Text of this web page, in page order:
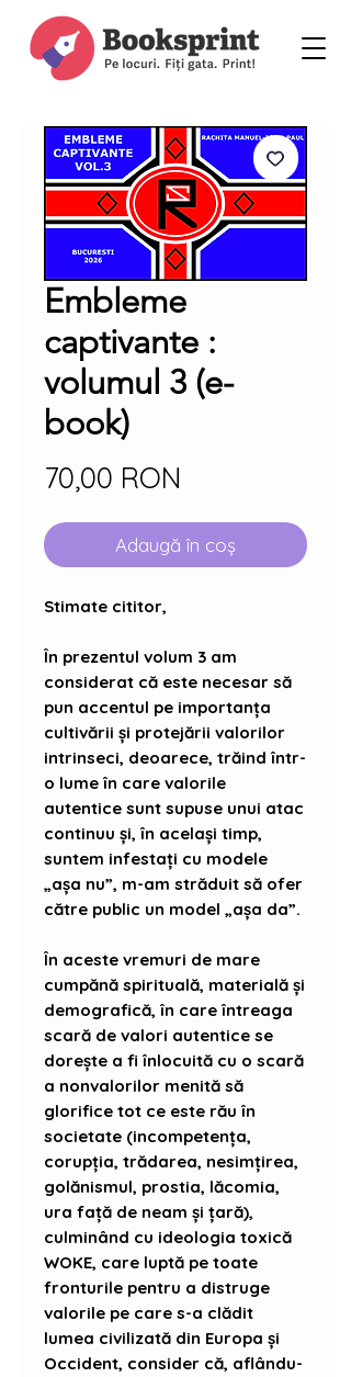
Embleme
captivante :
volumul 3 (e-
book)
70,00 RON
Adaugă în coș
Stimate cititor,
În prezentul volum 3 am
considerat că este necesar să
pun accentul pe importanța
cultivării și protejării valorilor
intrinseci, deoarece, trăind într-
o lume în care valorile
autentice sunt supuse unui atac
continuu și, în același timp,
suntem infestați cu modele
„așa nu”, m-am străduit să ofer
către public un model „așa da”.
În aceste vremuri de mare
cumpănă spirituală, materială și
demografică, în care întreaga
scară de valori autentice se
dorește a fi înlocuită cu o scară
a nonvalorilor menită să
glorifice tot ce este rău în
societate (incompetența,
corupția, trădarea, nesimțirea,
golănismul, prostia, lăcomia,
ura față de neam și țară),
culminând cu ideologia toxică
WOKE, care luptă pe toate
fronturile pentru a distruge
valorile pe care s-a clădit
lumea civilizată din Europa și
Occident, consider că, aflându-